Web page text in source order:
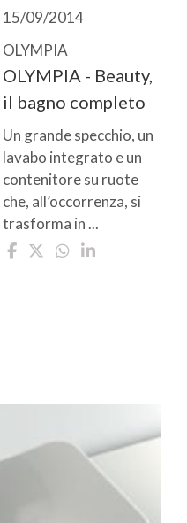
15/09/2014
OLYMPIA
OLYMPIA - Beauty,
il bagno completo
Un grande specchio, un
lavabo integrato e un
contenitore su ruote
che, all’occorrenza, si
trasforma in ...